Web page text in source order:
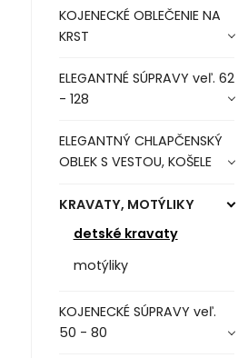
KOJENECKÉ OBLEČENIE NA
KRST
ELEGANTNÉ SÚPRAVY veľ. 62
- 128
ELEGANTNÝ CHLAPČENSKÝ
OBLEK S VESTOU, KOŠELE
KRAVATY, MOTÝLIKY
detské kravaty
motýliky
KOJENECKÉ SÚPRAVY veľ.
50 - 80